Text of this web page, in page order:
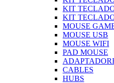
KIT
KIT
MOUSE
MOUSE USB
MOUSE WIFI
PAD MOUSE
CABLES
HUBS